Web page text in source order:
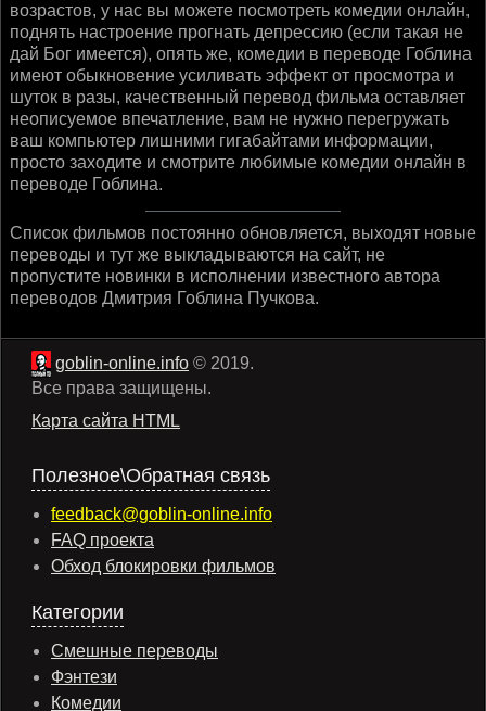
возрастов, у нас вы можете посмотреть комедии онлайн,
поднять настроение прогнать депрессию (если такая не
дай Бог имеется), опять же, комедии в переводе Гоблина
имеют обыкновение усиливать эффект от просмотра и
шуток в разы, качественный перевод фильма оставляет
неописуемое впечатление, вам не нужно перегружать
ваш компьютер лишними гигабайтами информации,
просто заходите и смотрите любимые комедии онлайн в
переводе Гоблина.
Список фильмов постоянно обновляется, выходят новые
переводы и тут же выкладываются на сайт, не
пропустите новинки в исполнении известного автора
переводов Дмитрия Гоблина Пучкова.
goblin-online.info © 2019.
Все права защищены.
Карта сайта HTML
Полезное\Обратная связь
feedback@goblin-online.info
FAQ проекта
Обход блокировки фильмов
Категории
Смешные переводы
Фэнтези
Комедии